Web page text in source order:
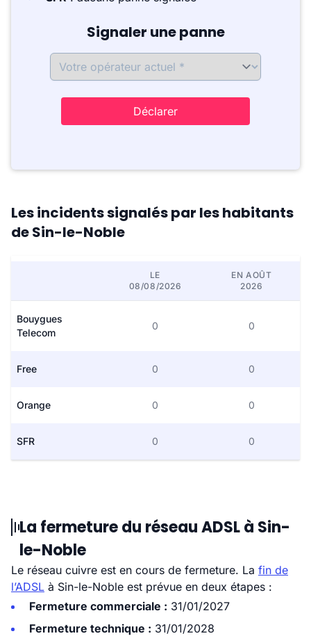
Signaler une panne
Déclarer
Les incidents signalés par les habitants
de Sin-le-Noble
LE
08/08/2026
EN AOÛT
2026
Bouygues
Telecom
0 0
Free 0 0
Orange 0 0
SFR 0 0
La fermeture du réseau ADSL à Sin-
le-Noble
Le réseau cuivre est en cours de fermeture. La fin de
l’ADSL à Sin-le-Noble est prévue en deux étapes :
Fermeture commerciale : 31/01/2027
Fermeture technique : 31/01/2028